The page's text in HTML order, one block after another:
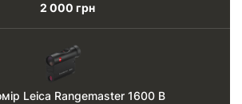
2 000 грн
Leica Rangemaster 1600 B